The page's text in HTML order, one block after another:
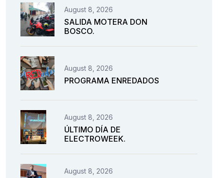
August 8, 2026
SALIDA MOTERA DON
BOSCO.
August 8, 2026
PROGRAMA ENREDADOS
August 8, 2026
ÚLTIMO DÍA DE
ELECTROWEEK.
August 8, 2026